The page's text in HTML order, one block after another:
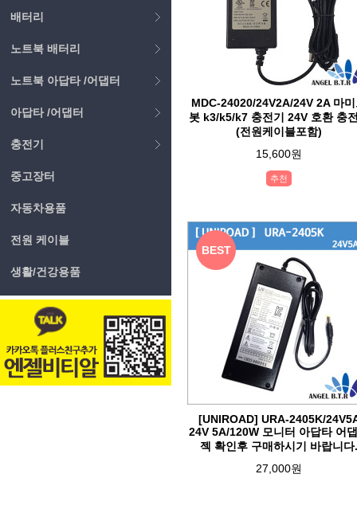
배터리
노트북 배터리
노트북 아답타 /어댑터
아답타 /어댑터
충전기
중고장터
자동차용품
전원 케이블
생활/건강용품
MDC-24020/24V2A/24V 2A 마
봇 k3/k5/k7 충전기 24V 호환 충
(전원케이블포함)
15,600원
추천
[UNIROAD] URA-2405K/
24V 5A/120W 모니터 아답타 어
젝 확인후 구매하시기 바랍니다.
27,000원
BEST